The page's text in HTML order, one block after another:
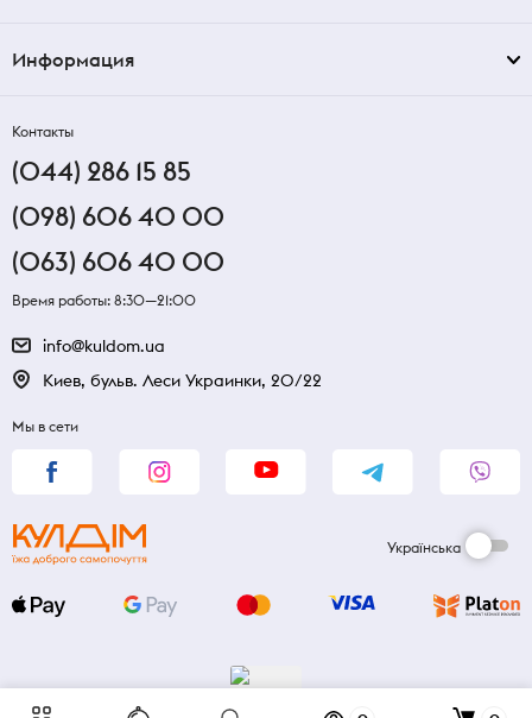
Информация
Контакты
(044) 286 15 85
(098) 606 40 00
(063) 606 40 00
Время работы: 8:30—21:00
info@kuldom.ua
Киев, бульв. Леси Украинки, 20/22
Мы в сети
Українська